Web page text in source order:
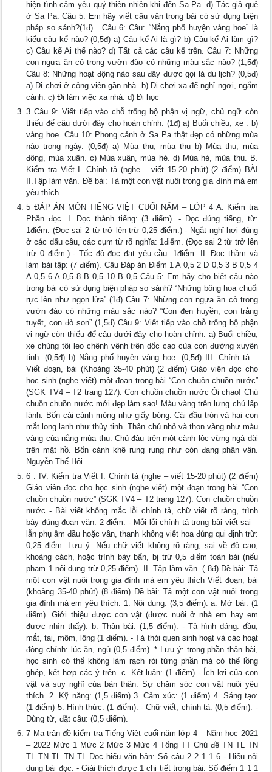
hiện tình cảm yêu quý thiên nhiên khi đến Sa Pa. d) Tác giả quê
ở Sa Pa. Câu 5: Em hãy viết câu văn trong bài có sử dụng biện
pháp so sánh?(1đ) . Câu 6: Câu: “Nắng phố huyện vàng hoe” là
kiểu câu kể nào? (0,5đ) a) Câu kể Ai là gì? b) Câu kể Ai làm gì?
c) Câu kể Ai thế nào? d) Tất cả các câu kể trên. Câu 7: Những
con ngựa ăn cỏ trong vườn đào có những màu sắc nào? (1,5đ)
Câu 8: Những hoạt động nào sau đây được gọi là du lịch? (0,5đ)
a) Đi chơi ở công viên gần nhà. b) Đi chơi xa để nghỉ ngơi, ngắm
cảnh. c) Đi làm việc xa nhà. d) Đi học
3 Câu 9: Viết tiếp vào chỗ trống bộ phận vị ngữ, chủ ngữ còn
thiếu để câu dưới đây cho hoàn chỉnh. (1đ) a) Buổi chiều, xe . b)
vàng hoe. Câu 10: Phong cảnh ở Sa Pa thật đẹp có những mùa
nào trong ngày. (0,5đ) a) Mùa thu, mùa thu b) Mùa thu, mùa
đông, mùa xuân. c) Mùa xuân, mùa hè. d) Mùa hè, mùa thu. B.
Kiểm tra Viết I. Chính tả (nghe – viết 15-20 phút) (2 điểm) BÀI
II.Tập làm văn. Đề bài: Tả một con vật nuôi trong gia đình mà em
yêu thích.
5 ĐÁP ÁN MÔN TIẾNG VIỆT CUỐI NĂM – LỚP 4 A. Kiểm tra
Phần đọc. I. Đọc thành tiếng: (3 điểm). - Đọc đúng tiếng, từ:
1điểm. (Đọc sai 2 từ trở lên trừ 0,25 điểm.) - Ngắt nghỉ hơi đúng
ở các dấu câu, các cụm từ rõ nghĩa: 1điểm. (Đọc sai 2 từ trở lên
trừ 0 điểm.) - Tốc độ đọc đạt yêu cầu: 1điểm. II. Đọc thầm và
làm bài tập: (7 điểm). Câu Đáp án Điểm 1 A 0,5 2 D 0,5 3 B 0,5 4
A 0,5 6 A 0,5 8 B 0,5 10 B 0,5 Câu 5: Em hãy cho biết câu nào
trong bài có sử dụng biện pháp so sánh? “Những bông hoa chuối
rực lên như ngọn lửa” (1đ) Câu 7: Những con ngựa ăn cỏ trong
vườn đào có những màu sắc nào? “Con đen huyền, con trắng
tuyết, con đỏ son” (1,5đ) Câu 9: Viết tiếp vào chỗ trống bộ phận
vị ngữ còn thiếu để câu dưới đây cho hoàn chỉnh. a) Buổi chiều,
xe chúng tôi leo chênh vênh trên dốc cao của con đường xuyên
tỉnh. (0,5đ) b) Nắng phố huyện vàng hoe. (0,5đ) III. Chính tả. .
Viết đoạn, bài (Khoảng 35-40 phút) (2 điểm) Giáo viên đọc cho
học sinh (nghe viết) một đoạn trong bài “Con chuồn chuồn nước”
(SGK TV4 – T2 trang 127). Con chuồn chuồn nước Ôi chao! Chú
chuồn chuồn nước mới đẹp làm sao! Màu vàng trên lưng chú lấp
lánh. Bốn cái cánh mỏng như giấy bóng. Cái đầu tròn và hai con
mắt long lanh như thủy tinh. Thân chú nhỏ và thon vàng như màu
vàng của nắng mùa thu. Chú đậu trên một cành lộc vừng ngả dài
trên mặt hồ. Bốn cánh khẽ rung rung như còn đang phân vân.
Nguyễn Thế Hội
6 . IV. Kiểm tra Viết I. Chính tả (nghe – viết 15-20 phút) (2 điểm)
Giáo viên đọc cho học sinh (nghe viết) một đoạn trong bài “Con
chuồn chuồn nước” (SGK TV4 – T2 trang 127). Con chuồn chuồn
nước - Bài viết không mắc lỗi chính tả, chữ viết rõ ràng, trình
bày đúng đoạn văn: 2 điểm. - Mỗi lỗi chính tả trong bài viết sai –
lẫn phụ âm đầu hoặc vần, thanh không viết hoa đúng qui định trừ:
0,25 điểm. Lưu ý: Nếu chữ viết không rõ ràng, sai về độ cao,
khoảng cách, hoặc trình bày bẩn, bị trừ 0,5 điểm toàn bài (nếu
phạm 1 nội dung trừ 0,25 điểm). II. Tập làm văn. ( 8đ) Đề bài: Tả
một con vật nuôi trong gia đình mà em yêu thích Viết đoạn, bài
(khoảng 35-40 phút) (8 điểm) Đề bài: Tả một con vật nuôi trong
gia đình mà em yêu thích. 1. Nội dung: (3,5 điểm). a. Mở bài: (1
điểm). Giới thiệu được con vật (được nuôi ở nhà em hay em
được nhìn thấy). b. Thân bài: (1,5 điểm). - Tả hình dáng: đầu,
mắt, tai, mõm, lông (1 điểm). - Tả thói quen sinh hoạt và các hoạt
động chính: lúc ăn, ngủ (0,5 điểm). * Lưu ý: trong phần thân bài,
học sinh có thể không làm rạch ròi từng phần mà có thể lồng
ghép, kết hợp các ý trên. c. Kết luận: (1 điểm) - Ích lợi của con
vật và suy nghĩ của bản thân. Sự chăm sóc con vật nuôi yêu
thích. 2. Kỹ năng: (1,5 điểm) 3. Cảm xúc: (1 điểm) 4. Sáng tạo:
(1 điểm) 5. Hình thức: (1 điểm). - Chữ viết, chính tả: (0,5 điểm). -
Dùng từ, đặt câu: (0,5 điểm).
7 Ma trận đề kiểm tra Tiếng Việt cuối năm lớp 4 – Năm học 2021
– 2022 Mức 1 Mức 2 Mức 3 Mức 4 Tổng TT Chủ đề TN TL TN
TL TN TL TN TL Đọc hiểu văn bản: Số câu 2 2 1 1 6 - Hiểu nội
dung bài đọc. - Giải thích được 1 chi tiết trong bài. Số điểm 1 1 1